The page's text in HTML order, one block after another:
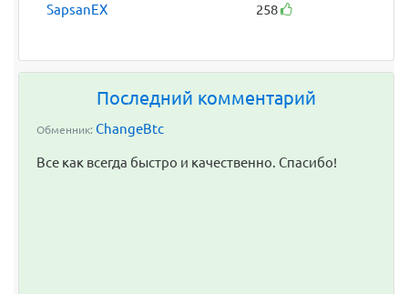
SapsanEX 258
Последний комментарий
Обменник: ChangeBtc
Все как всегда быстро и качественно. Спасибо!